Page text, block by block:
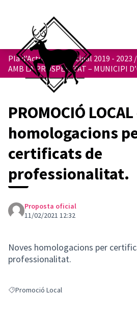
Pla d’Actuació Municipal 2019 - 2023 /
AMB LA PROSPERITAT – MUNICIPI
PROMOCIÓ
homologacions
certificats de
professionalitat.
Proposta oficial
11/02/2021 12:32
Noves homologacions per
professionalitat.
Resultats en filtrar per: Promoció Local
Promoció Local